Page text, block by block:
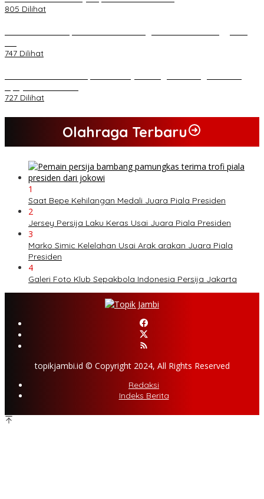
805 Dilihat
747 Dilihat
727 Dilihat
Olahraga Terbaru
1
Saat Bepe Kehilangan Medali Juara Piala Presiden
2
Jersey Persija Laku Keras Usai Juara Piala Presiden
3
Marko Simic Kelelahan Usai Arak arakan Juara Piala
Presiden
4
Galeri Foto Klub Sepakbola Indonesia Persija Jakarta
topikjambi.id © Copyright 2024, All Rights Reserved
Redaksi
Indeks Berita